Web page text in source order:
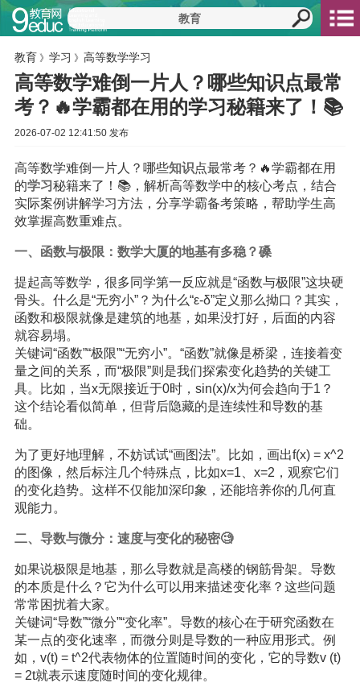
教育 》 学习 》 高等数学学习
高等数学难倒一片人？哪些知识点最常
考？🔥学霸都在用的学习秘籍来了！📚
2026-07-02 12:41:50 发布
高等数学难倒一片人？哪些知识点最常考？🔥学霸都在用
的学习秘籍来了！📚，解析高等数学中的核心考点，结合
实际案例讲解学习方法，分享学霸备考策略，帮助学生高
效掌握高数重难点。
一、函数与极限：数学大厦的地基有多稳？磉️
提起高等数学，很多同学第一反应就是“函数与极限”这块硬
骨头。什么是“无穷小”？为什么“ε-δ”定义那么拗口？其实，
函数和极限就像是建筑的地基，如果没打好，后面的内容
就容易塌。
关键词“函数”“极限”“无穷小”。“函数”就像是桥梁，连接着变
量之间的关系，而“极限”则是我们探索变化趋势的关键工
具。比如，当x无限接近于0时，sin(x)/x为何会趋向于1？
这个结论看似简单，但背后隐藏的是连续性和导数的基
础。
为了更好地理解，不妨试试“画图法”。比如，画出f(x) = x^2
的图像，然后标注几个特殊点，比如x=1、x=2，观察它们
的变化趋势。这样不仅能加深印象，还能培养你的几何直
观能力。
二、导数与微分：速度与变化的秘密🧐
如果说极限是地基，那么导数就是高楼的钢筋骨架。导数
的本质是什么？它为什么可以用来描述变化率？这些问题
常常困扰着大家。
关键词“导数”“微分”“变化率”。导数的核心在于研究函数在
某一点的变化速率，而微分则是导数的一种应用形式。例
如，v(t) = t^2代表物体的位置随时间的变化，它的导数v (t)
= 2t就表示速度随时间的变化规律。